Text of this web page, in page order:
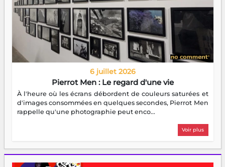
6 juillet 2026
Pierrot Men : Le regard d'une vie
À l'heure où les écrans débordent de couleurs saturées et
d'images consommées en quelques secondes, Pierrot Men
rappelle qu'une photographie peut enco...
Voir plus